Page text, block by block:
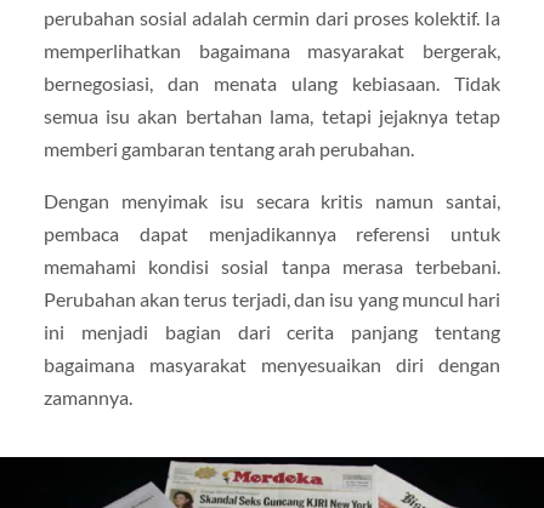
perubahan sosial adalah cermin dari proses kolektif. Ia
memperlihatkan bagaimana masyarakat bergerak,
bernegosiasi, dan menata ulang kebiasaan. Tidak
semua isu akan bertahan lama, tetapi jejaknya tetap
memberi gambaran tentang arah perubahan.
Dengan menyimak isu secara kritis namun santai,
pembaca dapat menjadikannya referensi untuk
memahami kondisi sosial tanpa merasa terbebani.
Perubahan akan terus terjadi, dan isu yang muncul hari
ini menjadi bagian dari cerita panjang tentang
bagaimana masyarakat menyesuaikan diri dengan
zamannya.